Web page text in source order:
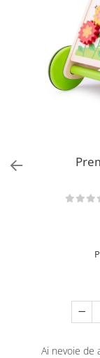
Mașinuțe
8-10 Ani
Ai nevoie de